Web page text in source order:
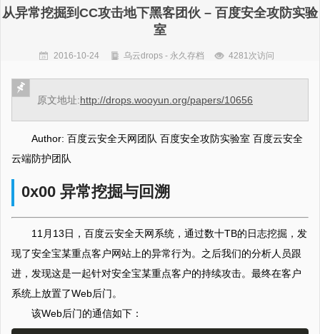
从异常挖掘到CC攻击地下黑客团伙 – 百度安全攻防实验
室
2016-10-24 乌云drops - 永久存档 4281次访问
原文地址:http://drops.wooyun.org/papers/10656
Author: 百度云安全天网团队 百度安全攻防实验室 百度云安全
云端防护团队
0x00 异常挖掘与回溯
11月13日，百度云安全天网系统，通过数十TB的日志挖掘，发
现了安全宝某重点客户网站上的异常行为。之后我们的分析人员跟
进，发现这是一起针对安全宝某重点客户的持续攻击。最终在客户
系统上放置了Web后门。
该Web后门的通信如下：